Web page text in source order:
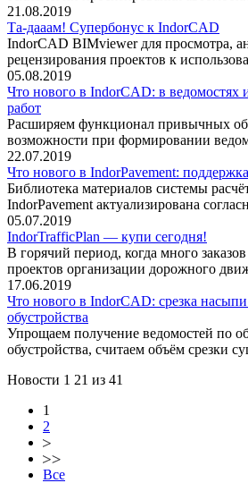
21.08.2019
Та-дааам! Супербонус к IndorCAD
IndorCAD BIMviewer для просмотра,
рецензирования проектов к
05.08.2019
Что нового в IndorCAD: в ведомостях
работ
Расширяем функционал привычных
возможности при формировании
22.07.2019
Что нового в IndorPavement:
Библиотека материалов системы
IndorPavement актуализирована
05.07.2019
IndorTrafficPlan — купи сегодня!
В горячий период, когда много
проектов организации дорожного
17.06.2019
Что нового в IndorCAD: срезка насыпи
обустройства
Упрощаем получение ведомостей по
обустройства, считаем объём срезки
Новости 1 21 из 41
1
2
Все